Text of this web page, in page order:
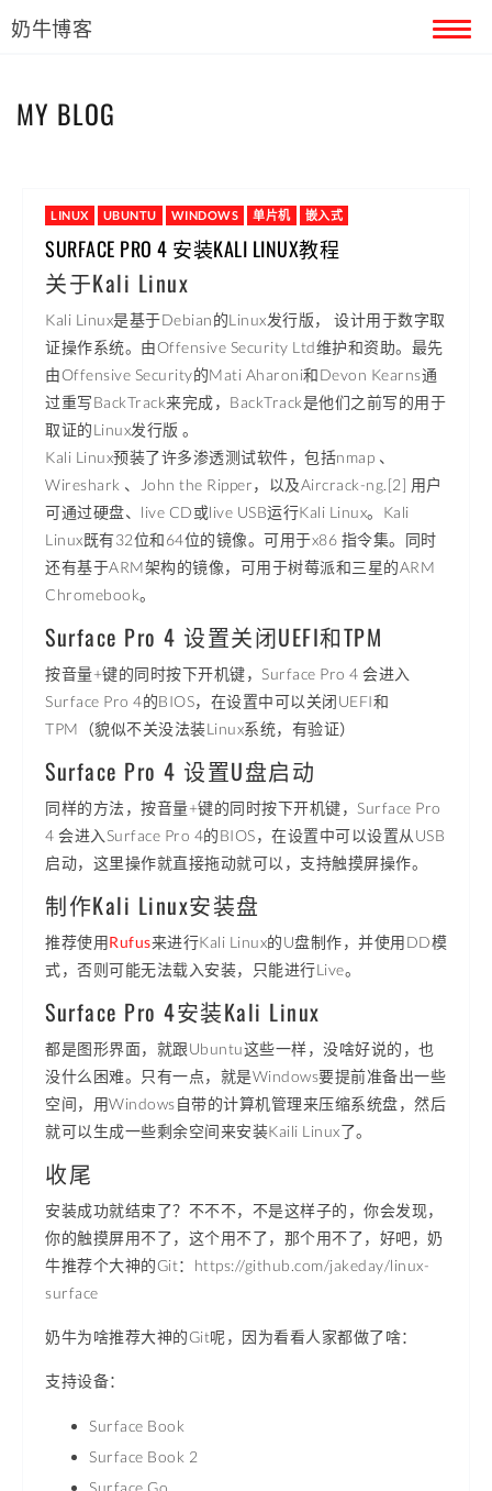
奶牛博客
MY BLOG
LINUX UBUNTU WINDOWS 单片机 嵌入式
SURFACE PRO 4 安装KALI LINUX教程
关于Kali Linux
Kali Linux是基于Debian的Linux发行版， 设计用于数字取
证操作系统。由Offensive Security Ltd维护和资助。最先
由Offensive Security的Mati Aharoni和Devon Kearns通
过重写BackTrack来完成，BackTrack是他们之前写的用于
取证的Linux发行版 。
Kali Linux预装了许多渗透测试软件，包括nmap 、
Wireshark 、John the Ripper，以及Aircrack-ng.[2] 用户
可通过硬盘、live CD或live USB运行Kali Linux。Kali
Linux既有32位和64位的镜像。可用于x86 指令集。同时
还有基于ARM架构的镜像，可用于树莓派和三星的ARM
Chromebook。
Surface Pro 4 设置关闭UEFI和TPM
按音量+键的同时按下开机键，Surface Pro 4 会进入
Surface Pro 4的BIOS，在设置中可以关闭UEFI和
TPM（貌似不关没法装Linux系统，有验证）
Surface Pro 4 设置U盘启动
同样的方法，按音量+键的同时按下开机键，Surface Pro
4 会进入Surface Pro 4的BIOS，在设置中可以设置从USB
启动，这里操作就直接拖动就可以，支持触摸屏操作。
制作Kali Linux安装盘
推荐使用Rufus来进行Kali Linux的U盘制作，并使用DD模
式，否则可能无法载入安装，只能进行Live。
Surface Pro 4安装Kali Linux
都是图形界面，就跟Ubuntu这些一样，没啥好说的，也
没什么困难。只有一点，就是Windows要提前准备出一些
空间，用Windows自带的计算机管理来压缩系统盘，然后
就可以生成一些剩余空间来安装Kaili Linux了。
收尾
安装成功就结束了？不不不，不是这样子的，你会发现，
你的触摸屏用不了，这个用不了，那个用不了，好吧，奶
牛推荐个大神的Git：https://github.com/jakeday/linux-
surface
奶牛为啥推荐大神的Git呢，因为看看人家都做了啥：
支持设备：
Surface Book
Surface Book 2
Surface Go